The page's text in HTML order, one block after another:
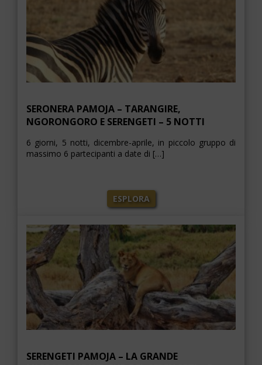
SERONERA PAMOJA – TARANGIRE,
NGORONGORO E SERENGETI – 5 NOTTI
6 giorni, 5 notti, dicembre-aprile, in piccolo gruppo di
massimo 6 partecipanti a date di […]
ESPLORA
SERENGETI PAMOJA – LA GRANDE